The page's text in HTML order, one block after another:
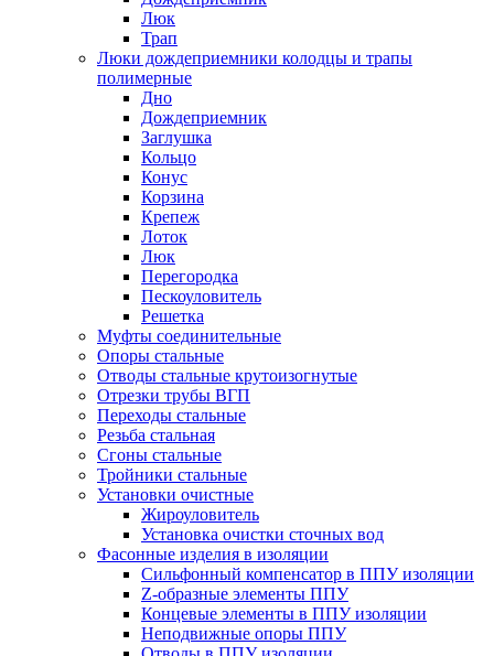
Люк
Трап
Люки дождеприемники колодцы и трапы
полимерные
Дно
Дождеприемник
Заглушка
Кольцо
Конус
Корзина
Крепеж
Лоток
Люк
Перегородка
Пескоуловитель
Решетка
Муфты соединительные
Опоры стальные
Отводы стальные крутоизогнутые
Отрезки трубы ВГП
Переходы стальные
Резьба стальная
Сгоны стальные
Тройники стальные
Установки очистные
Жироуловитель
Установка очистки сточных вод
Фасонные изделия в изоляции
Cильфонный компенсатор в ППУ изоляции
Z-образные элементы ППУ
Концевые элементы в ППУ изоляции
Неподвижные опоры ППУ